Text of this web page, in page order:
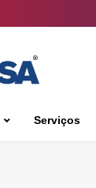
Serviços